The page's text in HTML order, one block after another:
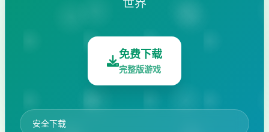
世界
免费下载
完整版游戏
安全下载